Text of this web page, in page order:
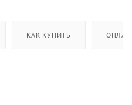
КАК КУПИТЬ